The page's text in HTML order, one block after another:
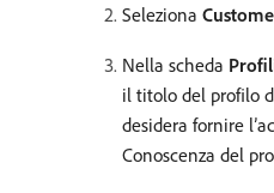
Seleziona
Nella scheda
il titolo del profilo
desidera fornire
Conoscenza del